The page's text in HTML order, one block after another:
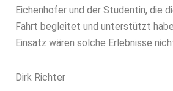
Eichenhofer und der Studentin, die
Fahrt begleitet und unterstützt
Einsatz wären solche Erlebnisse
Dirk Richter